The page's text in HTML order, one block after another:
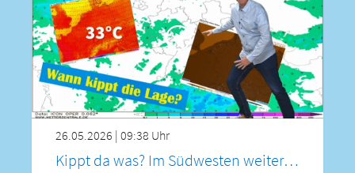
26.05.2026 | 09:38 Uhr
Kippt da was? Im Südwesten weiterhin heiß – zum Wochenende neue Warmluft! Spitzenwerte über 30°C